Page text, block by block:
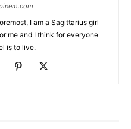
I am a Sagittarius girl
me and I think for everyone
is to live.